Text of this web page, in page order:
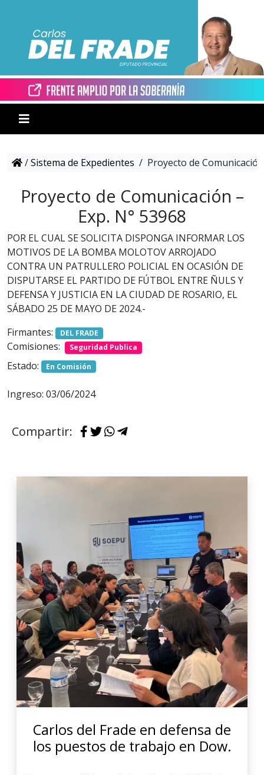
/Sistema de Expedientes / Proyecto de
Proyecto de Comunicación –
Exp. N° 53968
POR EL CUAL SE SOLICITA DISPONGA INFORMAR LOS
MOTIVOS DE LA BOMBA MOLOTOV ARROJADO
CONTRA UN PATRULLERO POLICIAL EN OCASIÓN DE
DISPUTARSE EL PARTIDO DE FÚTBOL ENTRE ÑULS Y
DEFENSA Y JUSTICIA EN LA CIUDAD DE ROSARIO, EL
SÁBADO 25 DE MAYO DE 2024.-
Firmantes:
DEL FRADE
Comisiones: Seguridad Publica
Estado: En Comisión
Ingreso: 03/06/2024
Compartir:
Carlos del Frade en defensa de
los puestos de trabajo en Dow.